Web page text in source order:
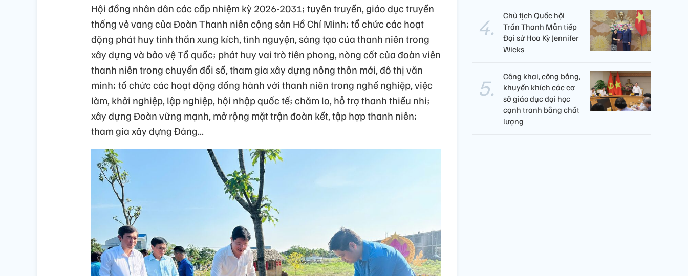
Hội đồng nhân dân các cấp nhiệm kỳ 2026-2031; tuyên truyền, giáo dục truyền
thống vẻ vang của Đoàn Thanh niên cộng sản Hồ Chí Minh; tổ chức các hoạt
động phát huy tinh thần xung kích, tình nguyện, sáng tạo của thanh niên trong
xây dựng và bảo vệ Tổ quốc; phát huy vai trò tiên phong, nòng cốt của đoàn viên
thanh niên trong chuyển đổi số, tham gia xây dựng nông thôn mới, đô thị văn
minh; tổ chức các hoạt động đồng hành với thanh niên trong nghề nghiệp, việc
làm, khởi nghiệp, lập nghiệp, hội nhập quốc tế; chăm lo, hỗ trợ thanh thiếu nhi;
xây dựng Đoàn vững mạnh, mở rộng mặt trận đoàn kết, tập hợp thanh niên;
tham gia xây dựng Đảng...
Chủ tịch Quốc hội
Trần Thanh Mẫn tiếp
Đại sứ Hoa Kỳ Jennifer
Wicks
Công khai, công bằng,
khuyến khích các cơ
sở giáo dục đại học
cạnh tranh bằng chất
lượng​